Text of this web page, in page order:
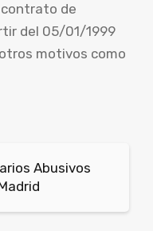
contrato de
del 05/01/1999
motivos como
Abusivos